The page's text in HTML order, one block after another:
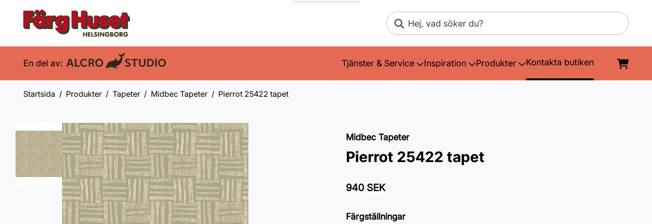
Sök
En del av: Tjänster & Service Inspiration Produkter Kontakta butiken
Startsida Produkter Tapeter Midbec Tapeter Pierrot 25422 tapet
Midbec Tapeter
Pierrot 25422 tapet
940 SEK
Färgställningar